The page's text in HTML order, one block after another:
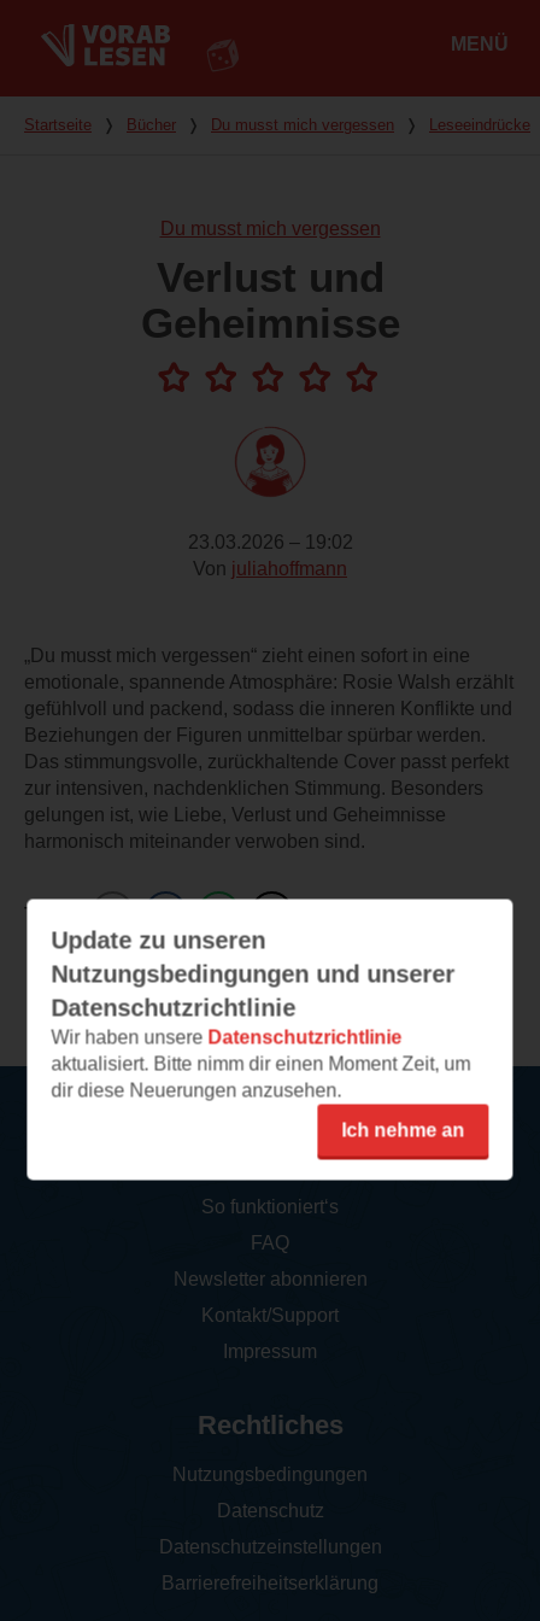
MENÜ
Du bist hier
Startseite ❭ Bücher ❭ Du musst mich vergessen ❭ Leseeindrücke
Du musst mich vergessen
Verlust und
Geheimnisse
23.03.2026 – 19:02
Von juliahoffmann
„Du musst mich vergessen“ zieht einen sofort in eine
emotionale, spannende Atmosphäre: Rosie Walsh erzählt
gefühlvoll und packend, sodass die inneren Konflikte und
Beziehungen der Figuren unmittelbar spürbar werden.
Das stimmungsvolle, zurückhaltende Cover passt perfekt
zur intensiven, nachdenklichen Stimmung. Besonders
gelungen ist, wie Liebe, Verlust und Geheimnisse
harmonisch miteinander verwoben sind.
TEILEN
Weitere Leseeindrücke
Update zu unseren
Nutzungsbedingungen und unserer
Datenschutzrichtlinie
Wir haben unsere Datenschutzrichtlinie
aktualisiert. Bitte nimm dir einen Moment Zeit, um
dir diese Neuerungen anzusehen.
Ich nehme an
So funktioniert‘s
FAQ
Newsletter abonnieren
Kontakt/Support
Impressum
Rechtliches
Nutzungsbedingungen
Datenschutz
Datenschutzeinstellungen
Barrierefreiheitserklärung